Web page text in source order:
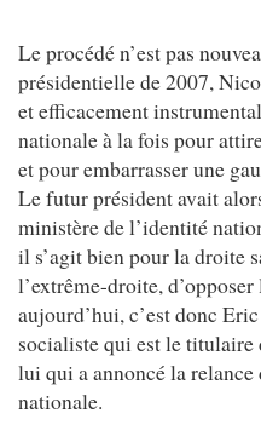
Le procédé n’est pas
présidentielle de 2007,
et efficacement
nationale à la fois pour
et pour embarrasser une
Le futur président avait
ministère de l’identité
il s’agit bien pour la droite
l’extrême-droite,
aujourd’hui, c’est donc
socialiste qui est le titulaire
lui qui a annoncé la
nationale.